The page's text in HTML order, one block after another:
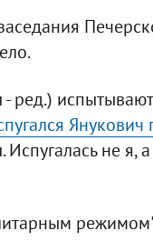
ред.)
не я,